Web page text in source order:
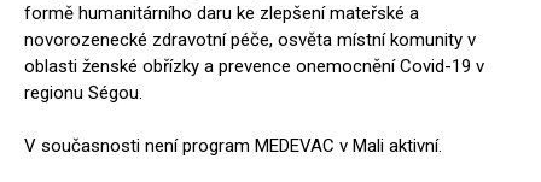
formě humanitárního daru ke zlepšení mateřské a
novorozenecké zdravotní péče, osvěta místní komunity v
oblasti ženské obřízky a prevence onemocnění Covid-19 v
regionu Ségou.
V současnosti není program MEDEVAC v Mali aktivní.